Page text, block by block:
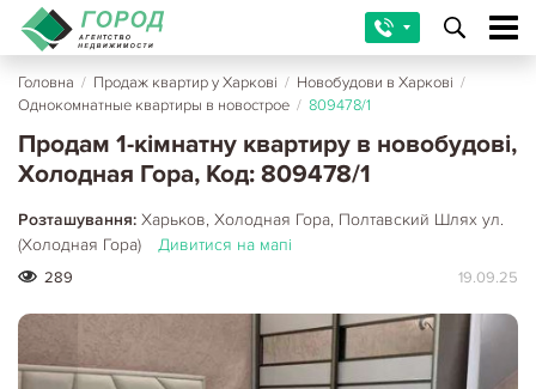
Головна / Продаж квартир у Харкові / Новобудови в Харкові /
Однокомнатные квартиры в новострое / 809478/1
Продам 1-кімнатну квартиру в новобудові,
Холодная Гора, Код: 809478/1
Розташування: Харьков, Холодная Гора, Полтавский Шлях ул.
(Холодная Гора)
Дивитися на мапі
289 19.09.25